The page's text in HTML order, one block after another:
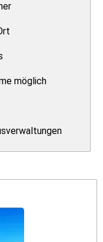
möglich